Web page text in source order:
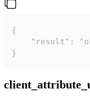
{
"result":
}